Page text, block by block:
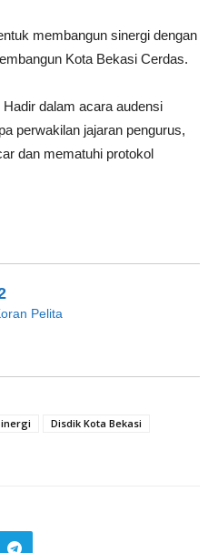
membangun sinergi dengan
Kota Bekasi Cerdas.
dalam acara audensi
perwakilan jajaran pengurus,
dan mematuhi protokol
Pelita
Disdik Kota Bekasi